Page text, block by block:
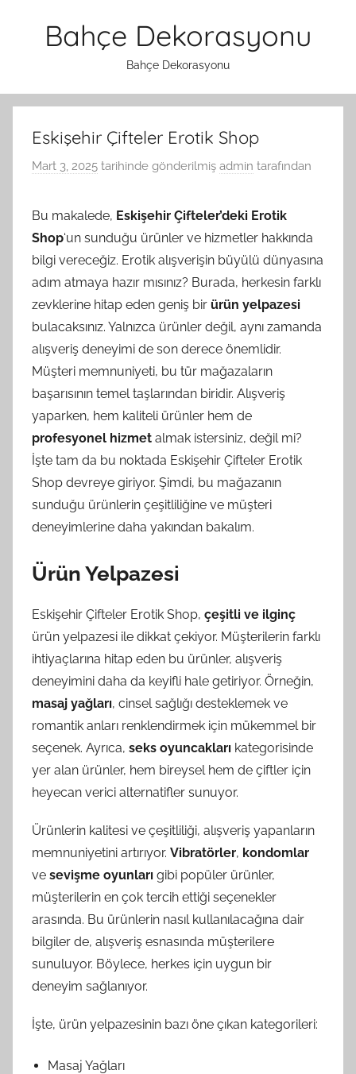
Bahçe Dekorasyonu
Bahçe Dekorasyonu
Eskişehir Çifteler Erotik Shop
Mart 3, 2025 tarihinde gönderilmiş admin tarafından
Bu makalede, Eskişehir Çifteler’deki Erotik
Shop‘un sunduğu ürünler ve hizmetler hakkında
bilgi vereceğiz. Erotik alışverişin büyülü dünyasına
adım atmaya hazır mısınız? Burada, herkesin farklı
zevklerine hitap eden geniş bir ürün yelpazesi
bulacaksınız. Yalnızca ürünler değil, aynı zamanda
alışveriş deneyimi de son derece önemlidir.
Müşteri memnuniyeti, bu tür mağazaların
başarısının temel taşlarından biridir. Alışveriş
yaparken, hem kaliteli ürünler hem de
profesyonel hizmet almak istersiniz, değil mi?
İşte tam da bu noktada Eskişehir Çifteler Erotik
Shop devreye giriyor. Şimdi, bu mağazanın
sunduğu ürünlerin çeşitliliğine ve müşteri
deneyimlerine daha yakından bakalım.
Ürün Yelpazesi
Eskişehir Çifteler Erotik Shop, çeşitli ve ilginç
ürün yelpazesi ile dikkat çekiyor. Müşterilerin farklı
ihtiyaçlarına hitap eden bu ürünler, alışveriş
deneyimini daha da keyifli hale getiriyor. Örneğin,
masaj yağları, cinsel sağlığı desteklemek ve
romantik anları renklendirmek için mükemmel bir
seçenek. Ayrıca, seks oyuncakları kategorisinde
yer alan ürünler, hem bireysel hem de çiftler için
heyecan verici alternatifler sunuyor.
Ürünlerin kalitesi ve çeşitliliği, alışveriş yapanların
memnuniyetini artırıyor. Vibratörler, kondomlar
ve sevişme oyunları gibi popüler ürünler,
müşterilerin en çok tercih ettiği seçenekler
arasında. Bu ürünlerin nasıl kullanılacağına dair
bilgiler de, alışveriş esnasında müşterilere
sunuluyor. Böylece, herkes için uygun bir
deneyim sağlanıyor.
İşte, ürün yelpazesinin bazı öne çıkan kategorileri:
Masaj Yağları